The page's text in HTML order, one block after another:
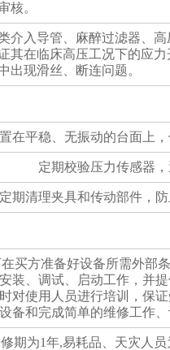
核。
介入导管、麻醉过滤器、
其在临床高压工况下的应
出现滑丝、断连问题。
在平稳、无振动的台面上
定期校验压力传感器
定期清理夹具和传动部件，
买方准备好设备所需外部
装、调试、启动工作，并
对使用人员进行培训，保
备和完成简单的维修工作
期为1年,易耗品、天灾人